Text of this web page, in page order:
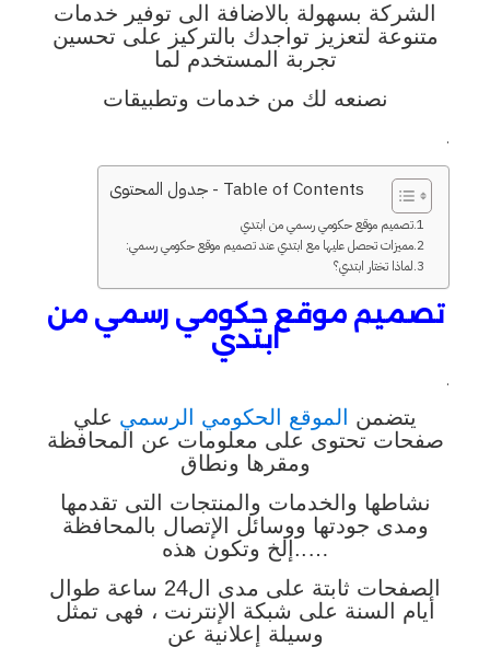
الشركة بسهولة بالاضافة الى توفير خدمات
متنوعة لتعزيز تواجدك بالتركيز على تحسين
تجربة المستخدم لما
نصنعه لك من خدمات وتطبيقات
.
Table of Contents - جدول المحتوى
تصميم موقع حكومي رسمي من ابتدي
مميزات تحصل عليها مع ابتدي عند تصميم موقع حكومي رسمي:
لماذا تختار ابتدي؟
تصميم موقع حكومي رسمي من
ابتدي
.
يتضمن الموقع الحكومي الرسمي علي
صفحات تحتوى على معلومات عن
المحافظة
ومقرها ونطاق
نشاطها والخدمات والمنتجات التى تقدمها
ومدى جودتها ووسائل
الإتصال بالمحافظة
…..إلخ وتكون هذه
الصفحات ثابتة على مدى ال24 ساعة طوال
أيام
السنة على شبكة الإنترنت ، فهى تمثل
وسيلة إعلانية عن